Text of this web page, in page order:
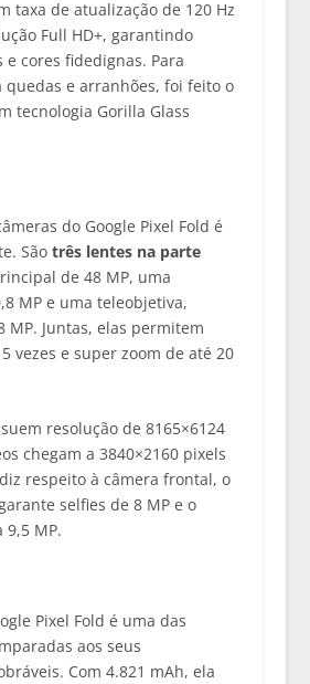
taxa de atualização de 120 Hz
Full HD+, garantindo
cores fidedignas. Para
quedas e arranhões, foi feito o
tecnologia Gorilla Glass
do Google Pixel Fold é
Sãotrês lentes na parte
de 48 MP, uma
MP e uma teleobjetiva,
MP. Juntas, elas permitem
vezes e super zoom de até 20
resolução de 8165×6124
chegam a 3840×2160 pixels
respeito à câmera frontal, o
selfies de 8 MP e o
9,5 MP.
Pixel Fold é uma das
aos seus
Com 4.821 mAh, ela